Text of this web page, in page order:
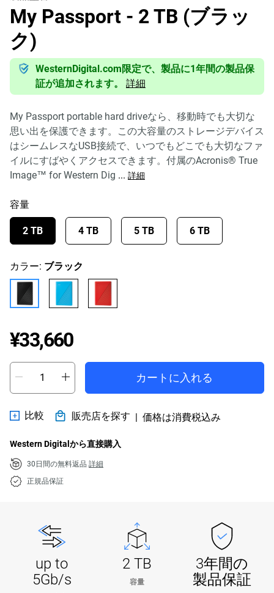
My Passport - 2 TB (ブラッ
ク)
WesternDigital.com限定で、製品に1年間の製品保
証が追加されます。
詳細
My Passport portable hard driveなら、移動時でも大切な
思い出を保護できます。この大容量のストレージデバイス
はシームレスなUSB接続で、いつでもどこでも大切なファ
イルにすばやくアクセスできます。付属のAcronis® True
Image™ for Western Dig ... 詳細
容量
2 TB 4 TB 5 TB 6 TB
カラー: ブラック
¥33,660Price ¥33,660
カートに入れる
比較 販売店を探す | 価格は消費税込み
Western Digitalから直接購入
30日間の無料返品 詳細
正規品保証
up to
5Gb/s
2 TB
容量
3年間の
製品保証